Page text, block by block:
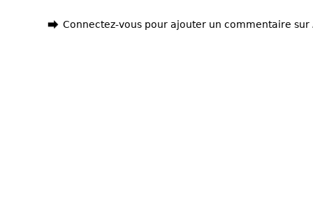
Connectez-vous pour ajouter un commentaire sur